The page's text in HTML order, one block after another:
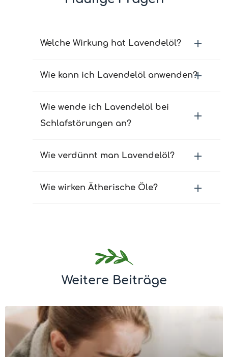
Welche Wirkung hat Lavendelöl?
Wie kann ich Lavendelöl anwenden?
Wie wende ich Lavendelöl bei
Schlafstörungen an?
Wie verdünnt man Lavendelöl?
Wie wirken Ätherische Öle?
Weitere Beiträge